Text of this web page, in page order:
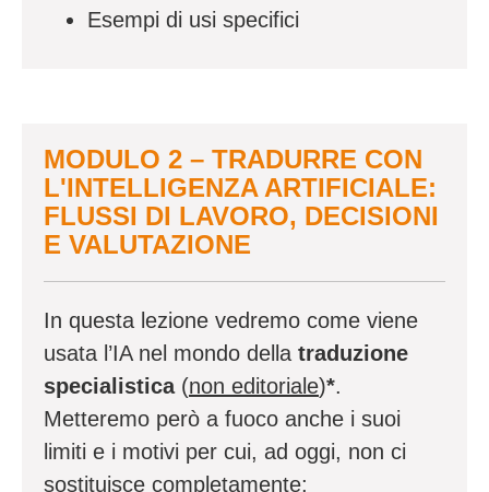
Esempi di usi specifici
MODULO 2 – TRADURRE CON
L'INTELLIGENZA ARTIFICIALE:
FLUSSI DI LAVORO, DECISIONI
E VALUTAZIONE
In questa lezione vedremo come viene
usata l’IA nel mondo della traduzione
specialistica(non editoriale)*.
Metteremo però a fuoco anche i suoi
limiti e i motivi per cui, ad oggi, non ci
sostituisce completamente;